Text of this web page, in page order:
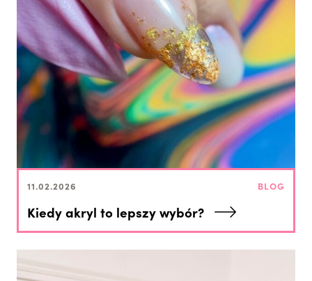
11.02.2026 BLOG
Kiedy akryl to lepszy wybór?